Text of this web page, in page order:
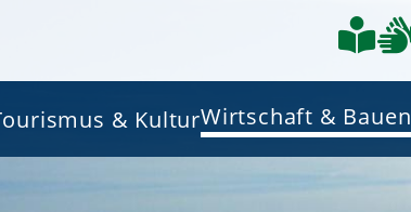
& KulturWirtschaft & Bauen